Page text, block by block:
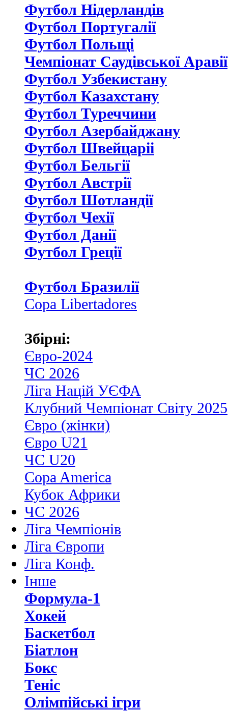
Футбол Нідерландiв
Футбол Португалії
Футбол Польщі
Чемпіонат Саудівської Аравії
Футбол Узбекистану
Футбол Казахстану
Футбол Туреччини
Футбол Азербайджану
Футбол Швейцаріі
Футбол Бельгії
Футбол Австрії
Футбол Шотландії
Футбол Чехії
Футбол Данії
Футбол Греції
Футбол Бразилії
Copa Libertadores
Збірні:
Євро-2024
ЧС 2026
Ліга Націй УЄФА
Клубний Чемпіонат Світу 2025
Євро (жінки)
Євро U21
ЧС U20
Copa America
Кубок Африки
ЧС 2026
Ліга Чемпіонів
Ліга Європи
Ліга Конф.
Інше
Формула-1
Хокей
Баскетбол
Біатлон
Бокс
Теніс
Олімпійські ігри